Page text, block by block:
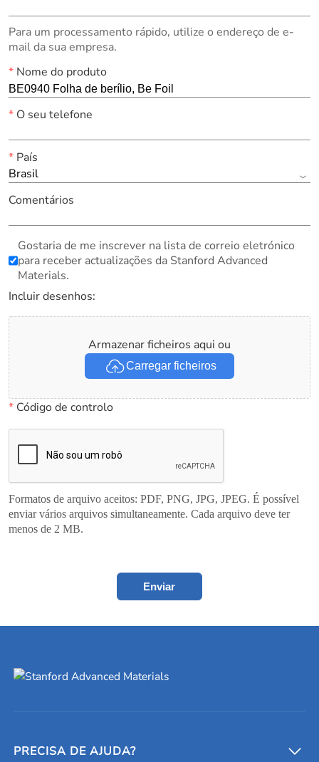
Para um processamento rápido, utilize o endereço de e-
mail da sua empresa.
*Nome do produto
*O seu telefone
*País
Brasil
Comentários
Gostaria de me inscrever na lista de correio eletrónico
para receber actualizações da Stanford Advanced
Materials.
Incluir desenhos:
Armazenar ficheiros aqui ou
Carregar ficheiros
*Código de controlo
Formatos de arquivo aceitos: PDF, PNG, JPG, JPEG. É possível
enviar vários arquivos simultaneamente. Cada arquivo deve ter
menos de 2 MB.
Enviar
PRECISA DE AJUDA?